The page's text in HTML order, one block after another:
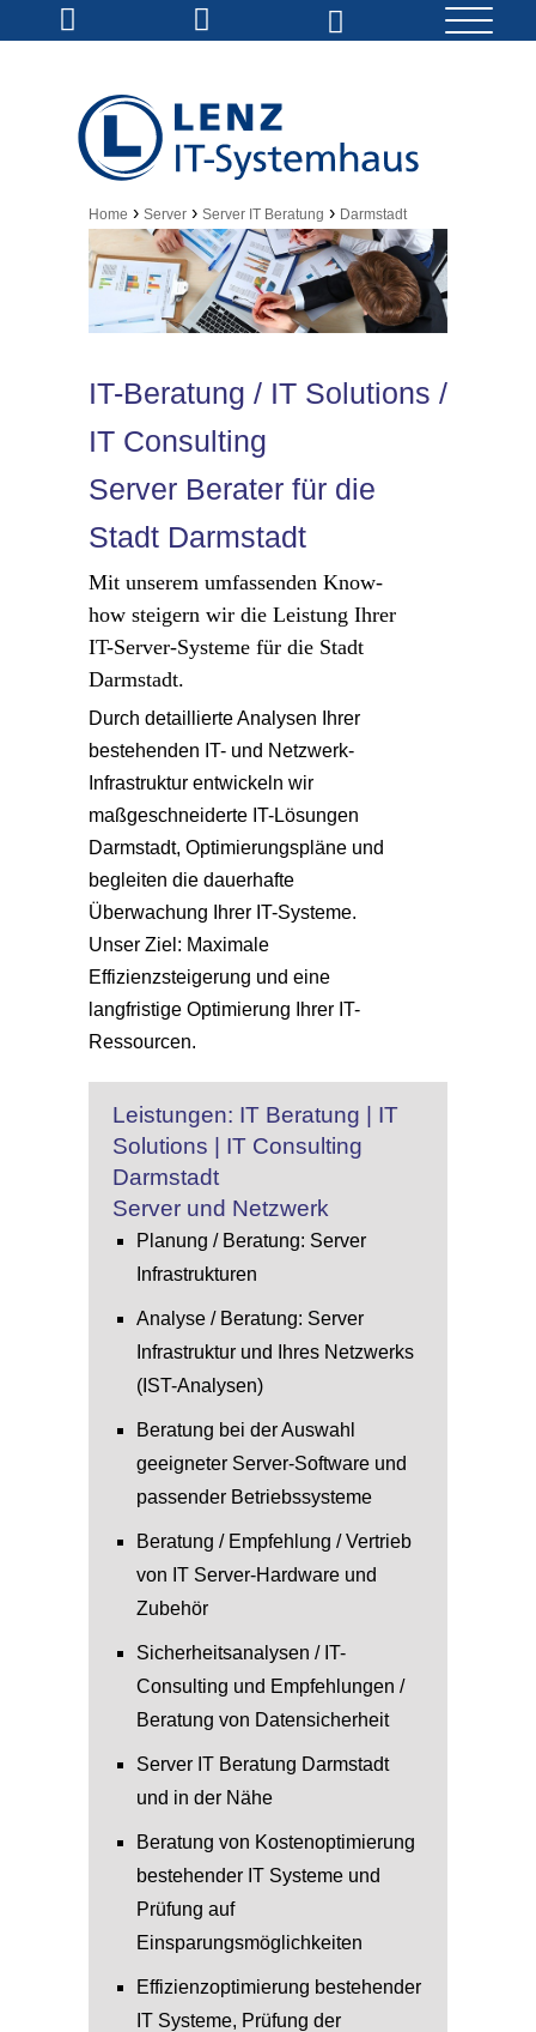
Home › Server › Server IT Beratung › Darmstadt
IT-Beratung / IT Solutions /
IT Consulting
Server Berater für die
Stadt Darmstadt
Mit unserem umfassenden Know-
how steigern wir die Leistung Ihrer
IT-Server-Systeme für die Stadt
Darmstadt.
Durch detaillierte Analysen Ihrer
bestehenden IT- und Netzwerk-
Infrastruktur entwickeln wir
maßgeschneiderte IT-Lösungen
Darmstadt, Optimierungspläne und
begleiten die dauerhafte
Überwachung Ihrer IT-Systeme.
Unser Ziel: Maximale
Effizienzsteigerung und eine
langfristige Optimierung Ihrer IT-
Ressourcen.
Leistungen: IT Beratung | IT
Solutions | IT Consulting
Darmstadt
Server und Netzwerk
Planung / Beratung: Server
Infrastrukturen
Analyse / Beratung: Server
Infrastruktur und Ihres Netzwerks
(IST-Analysen)
Beratung bei der Auswahl
geeigneter Server-Software und
passender Betriebssysteme
Beratung / Empfehlung / Vertrieb
von IT Server-Hardware und
Zubehör
Sicherheitsanalysen / IT-
Consulting und Empfehlungen /
Beratung von Datensicherheit
Server IT Beratung Darmstadt
und in der Nähe
Beratung von Kostenoptimierung
bestehender IT Systeme und
Prüfung auf
Einsparungsmöglichkeiten
Effizienzoptimierung bestehender
IT Systeme, Prüfung der